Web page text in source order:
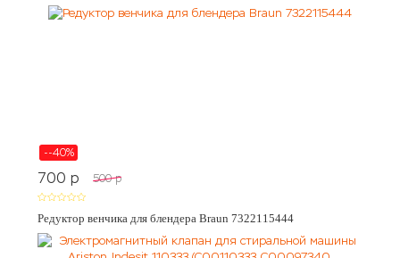
--40%
700 p 500 p
Редуктор венчика для блендера Braun 7322115444